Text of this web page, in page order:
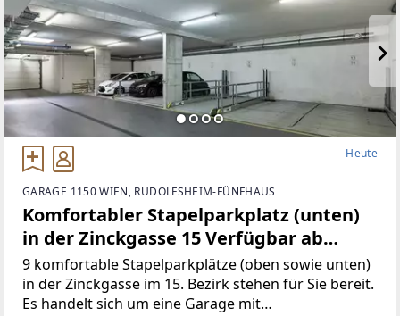
Heute
GARAGE 1150 WIEN, RUDOLFSHEIM-FÜNFHAUS
Komfortabler Stapelparkplatz (unten)
in der Zinckgasse 15 Verfügbar ab
01.01.2027
9 komfortable Stapelparkplätze (oben sowie unten)
in der Zinckgasse im 15. Bezirk stehen für Sie bereit.
Es handelt sich um eine Garage mit